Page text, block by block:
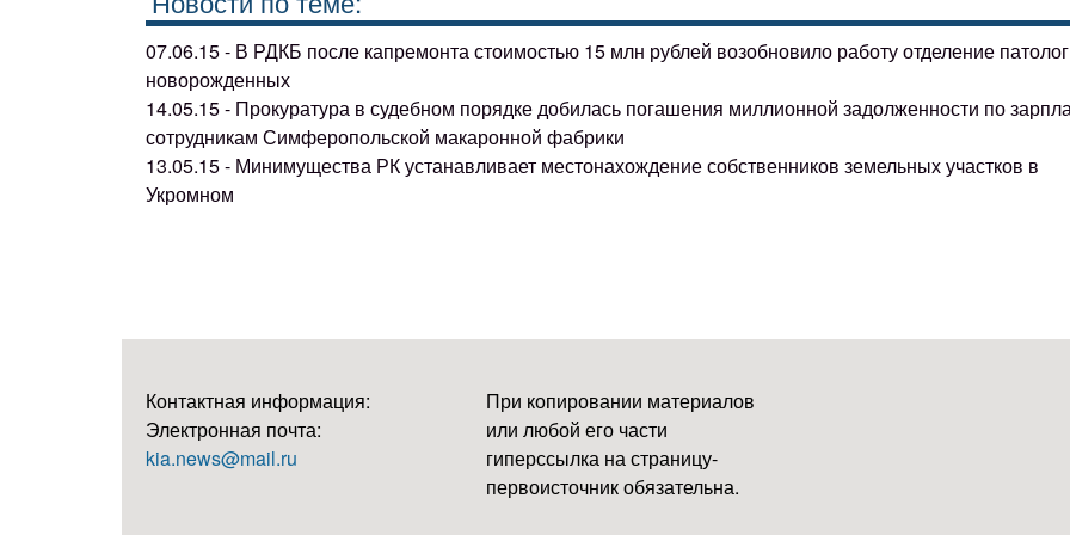
07.06.15 - В РДКБ после капремонта стоимостью 15 млн рублей возобновило работу отделение
новорожденных
14.05.15 - Прокуратура в судебном порядке добилась погашения миллионной задолженности по
сотрудникам Симферопольской макаронной фабрики
13.05.15 - Минимущества РК устанавливает местонахождение собственников земельных участков в
Укромном
Контактная информация:
Электронная почта:
kia.news@mail.ru
При копировании материалов
или любой его части
гиперссылка на страницу-
первоисточник обязательна.